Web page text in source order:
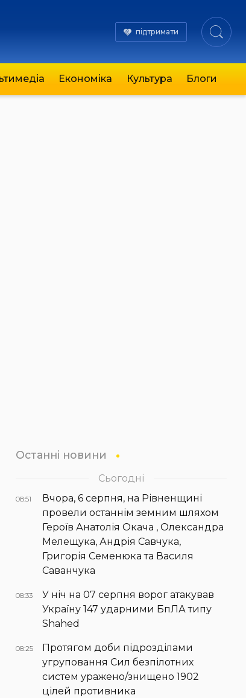
підтримати
Економіка Культура Блоги
Останні новини
Сьогодні
08:51
Вчора, 6 серпня, на Рівненщині
провели останнім земним шляхом
Героїв Анатолія Окача , Олександра
Мелещука, Андрія Савчука,
Григорія Семенюка та Василя
Саванчука
08:33
У ніч на 07 серпня ворог атакував
Україну 147 ударними БпЛА типу
Shahed
08:25
Протягом доби підрозділами
угруповання Сил безпілотних
систем уражено/знищено 1902
цілей противника